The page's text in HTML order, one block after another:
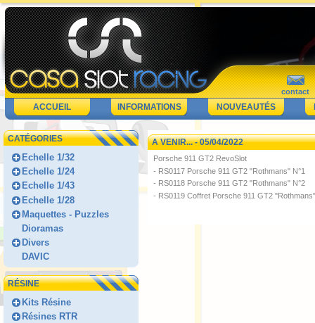
contact
ACCUEIL INFORMATIONS NOUVEAUTÉS
CATÉGORIES
Echelle 1/32
Echelle 1/24
Echelle 1/43
Echelle 1/28
Maquettes - Puzzles
Dioramas
Divers
DAVIC
RÉSINE
Kits Résine
Résines RTR
A VENIR... - 05/04/2022
Porsche 911 GT2 RevoSlot
- RS0117 Porsche 911 GT2 "Rothmans" N°1
- RS0118 Porsche 911 GT2 "Rothmans" N°2
- RS0119 Coffret Porsche 911 GT2